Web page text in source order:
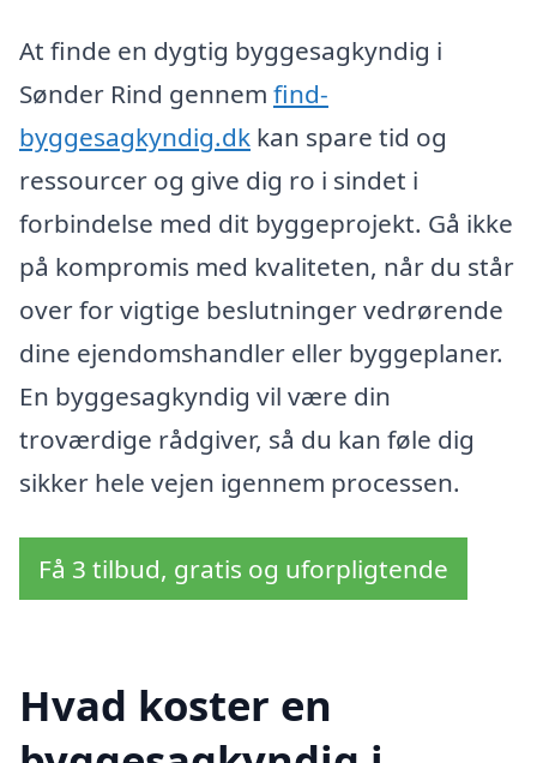
At finde en dygtig byggesagkyndig i
Sønder Rind gennem find-
byggesagkyndig.dk kan spare tid og
ressourcer og give dig ro i sindet i
forbindelse med dit byggeprojekt. Gå ikke
på kompromis med kvaliteten, når du står
over for vigtige beslutninger vedrørende
dine ejendomshandler eller byggeplaner.
En byggesagkyndig vil være din
troværdige rådgiver, så du kan føle dig
sikker hele vejen igennem processen.
Få 3 tilbud, gratis og uforpligtende
Hvad koster en